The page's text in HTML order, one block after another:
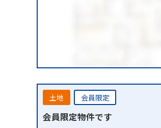
土地 会員限定
会員限定物件です